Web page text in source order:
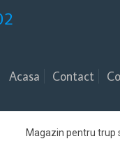
Acasa Contact
Magazin pentru trup